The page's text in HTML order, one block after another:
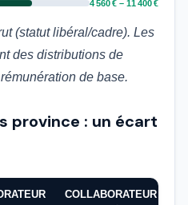
4 560 € – 11 400 €
(statut libéral/cadre). Les
des distributions de
de base.
province : un écart
COLLABORATEUR